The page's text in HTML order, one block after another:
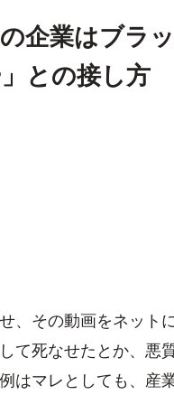
企業はブラ
との接し方
、その動画をネット
て死なせたとか、悪
はマレとしても、産